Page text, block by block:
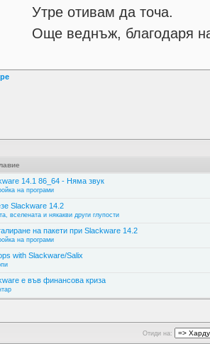
Утре отивам да точа.
Още веднъж, благодаря
14.1 86_64 - Няма звук
на програми
Slackware 14.2
вселената и някакви други глупости
на пакети при Slackware 14.2
на програми
with Slackware/Salix
е във финансова криза
Отиди на: